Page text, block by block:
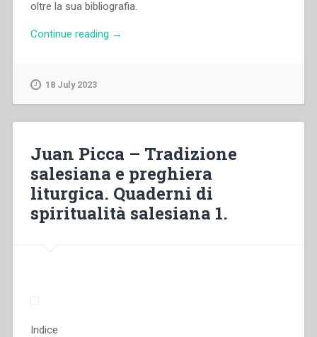
oltre la sua bibliografia.
Continue reading “Giorgio
Ritratto
di
un
Santo.
Quaderni
→
18 July 2023
Juan Picca – Tradizione
salesiana e preghiera
liturgica. Quaderni di
spiritualità salesiana 1.
Indice